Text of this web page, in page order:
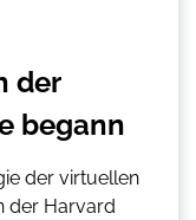
der
begann
der virtuellen
der Harvard